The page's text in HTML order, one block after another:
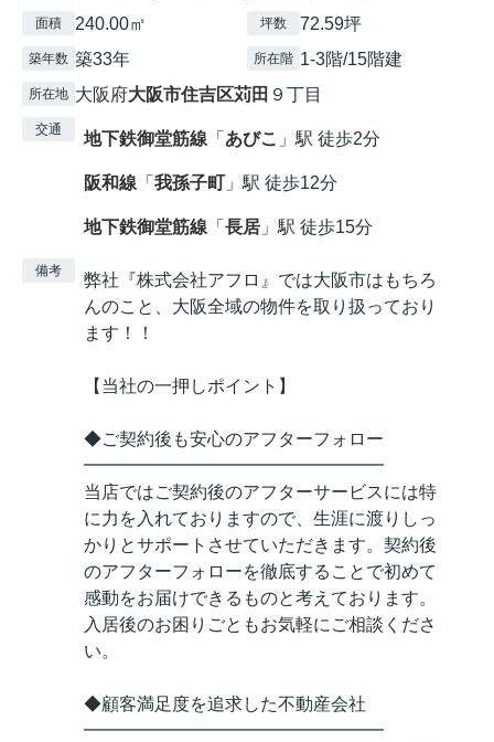
面積 240.00㎡ 坪数 72.59坪
築年数 築33年 所在階 1-3階/15階建
所在地 大阪府大阪市住吉区苅田 ９丁目
交通 地下鉄御堂筋線 「 あびこ 」駅 徒歩2分
阪和線 「 我孫子町 」駅 徒歩12分
地下鉄御堂筋線 「 長居 」駅 徒歩15分
備考
弊社『株式会社アフロ』では大阪市はもちろ
んのこと、大阪全域の物件を取り扱っており
ます！！
【当社の一押しポイント】
◆ご契約後も安心のアフターフォロー
━━━━━━━━━━━━━━━━━
当店ではご契約後のアフターサービスには特
に力を入れておりますので、生涯に渡りしっ
かりとサポートさせていただきます。契約後
のアフターフォローを徹底することで初めて
感動をお届けできるものと考えております。
入居後のお困りごともお気軽にご相談くださ
い。
◆顧客満足度を追求した不動産会社
━━━━━━━━━━━━━━━━━